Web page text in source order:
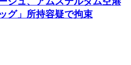
グ」所持容疑で拘束